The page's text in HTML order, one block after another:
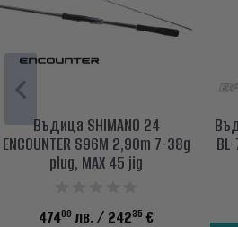
Въдица SHIMANO 24
ENCOUNTER S96M 2,90m 7-38g
plug, MAX 45 jig
47400 лв. / 24235 €